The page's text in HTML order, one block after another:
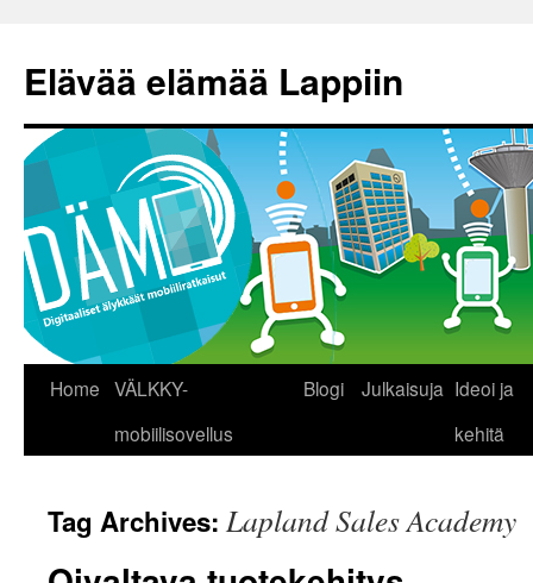
content
Elävää elämää Lappiin
Home VÄLKKY-
mobiilisovellus
Blogi Julkaisuja Ideoi ja
kehitä
Tag Archives: Lapland Sales Academy